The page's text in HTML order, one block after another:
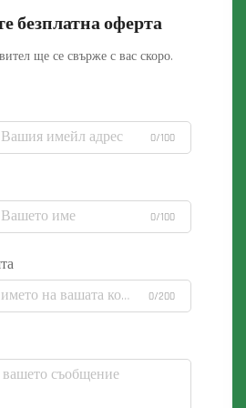
безплатна оферта
ще се свърже с вас скоро.
0/100
0/100
0/200